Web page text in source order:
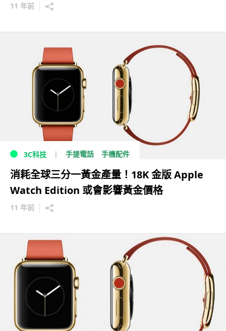
11 年前
3C科技 手提電話 手機配件
消耗全球三分一黃金產量！18K 金版 Apple
Watch Edition 或會影響黃金價格
11 年前